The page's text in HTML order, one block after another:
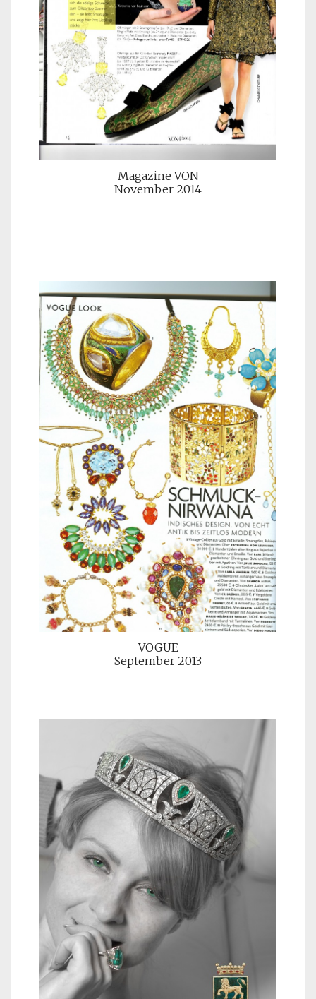
Magazine VON
November 2014
VOGUE
September 2013